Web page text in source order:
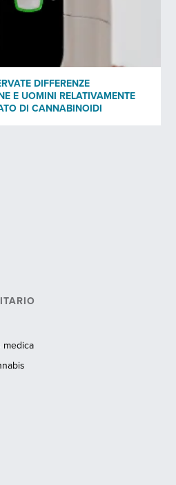
DIFFERENZE
E UOMINI RELATIVAMENTE
DI CANNABINOIDI
medica